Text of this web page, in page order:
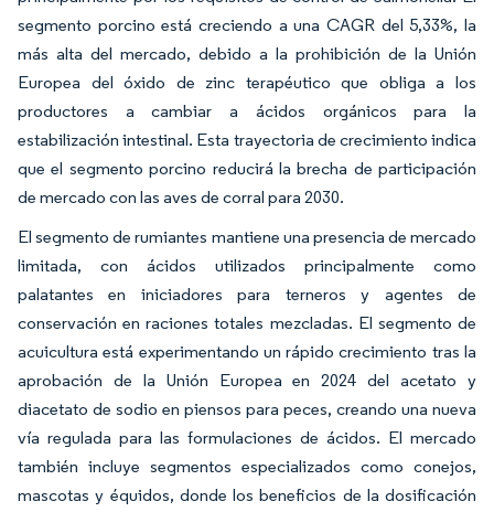
segmento porcino está creciendo a una CAGR del 5,33%, la
más alta del mercado, debido a la prohibición de la Unión
Europea del óxido de zinc terapéutico que obliga a los
productores a cambiar a ácidos orgánicos para la
estabilización intestinal. Esta trayectoria de crecimiento indica
que el segmento porcino reducirá la brecha de participación
de mercado con las aves de corral para 2030.
El segmento de rumiantes mantiene una presencia de mercado
limitada, con ácidos utilizados principalmente como
palatantes en iniciadores para terneros y agentes de
conservación en raciones totales mezcladas. El segmento de
acuicultura está experimentando un rápido crecimiento tras la
aprobación de la Unión Europea en 2024 del acetato y
diacetato de sodio en piensos para peces, creando una nueva
vía regulada para las formulaciones de ácidos. El mercado
también incluye segmentos especializados como conejos,
mascotas y équidos, donde los beneficios de la dosificación